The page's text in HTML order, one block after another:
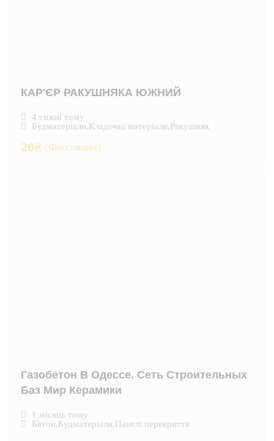
КАР'ЄР РАКУШНЯКА ЮЖНИЙ
4 тижні тому
Будматеріали,Кладочні матеріали,Ракушняк
20₴ (Фіксована)
Газобетон В Одессе. Сеть Строительных
Баз Мир Керамики
1 місяць тому
Бетон,Будматеріали,Панелі перекриття